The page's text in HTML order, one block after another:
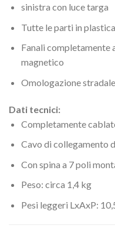
sinistra con luce targa
Tutte le parti in
Fanali completamente
magnetico
Omologazione
Dati tecnici:
Completamente
Cavo di collegamento
Con spina a 7 poli
Peso: circa 1,4 kg
Pesi leggeri LxAxP: